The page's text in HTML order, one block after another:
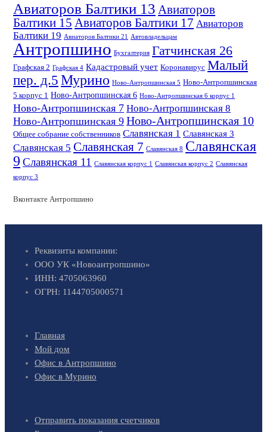
Авиаторов Балтики 13 Авиаторов
Балтики 15 Авиаторов Балтики 17 Авиаторов
Балтики 19 Авиаторов Балтики 21 Автовладельцам
Антропшино Бухгалтерия Гатчинская 26
Графская 2 Графская 4 Кадастровый учет Коронавирус Малый
пер. д.5Мурино Ново-Антропшинская 5 Ново-Антропшинская
5 корпус 1 Ново-Антропшинская 6 Ново-Антропшинская 6 корпус 1
Ново-Антропшинская 7 Ново-Антропшинская 8
Ново-Антропшинская 9 Ново-Антропшинская 10
Общее собрание собственников Славянская 1 Славянская 3
Славянская 5 Славянская 7 Славянская 8 Славянская
9 Славянская 11 Славянская корпус 1 Славянская корпус 2 Славянская
корпус 3
Вконтакте Антропшино
Реквизиты компании:
ООО УК «Новоантропшино»
ИНН: 4705063960
ОГРН: 1144705000571
Главная
Мой дом
Офис в Антропшино
Офис в Мурино
Отправить показания счетчиков